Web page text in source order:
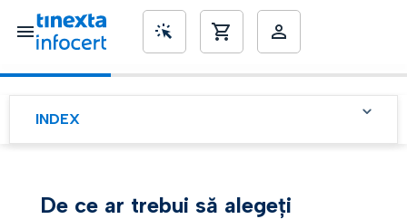
INDEX
infocert-sign spore?te
De ce ar trebui să alegeți